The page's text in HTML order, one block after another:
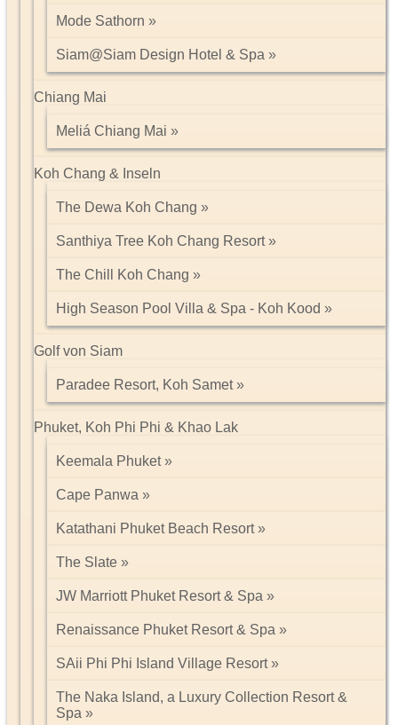
Mode Sathorn
Siam@Siam Design Hotel & Spa
Chiang Mai
Meliá Chiang Mai
Koh Chang & Inseln
The Dewa Koh Chang
Santhiya Tree Koh Chang Resort
The Chill Koh Chang
High Season Pool Villa & Spa - Koh Kood
Golf von Siam
Paradee Resort, Koh Samet
Phuket, Koh Phi Phi & Khao Lak
Keemala Phuket
Cape Panwa
Katathani Phuket Beach Resort
The Slate
JW Marriott Phuket Resort & Spa
Renaissance Phuket Resort & Spa
SAii Phi Phi Island Village Resort
The Naka Island, a Luxury Collection Resort &
Spa